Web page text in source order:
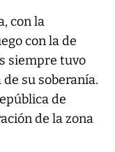
con la
con la de
siempre tuvo
su soberanía.
de
de la zona